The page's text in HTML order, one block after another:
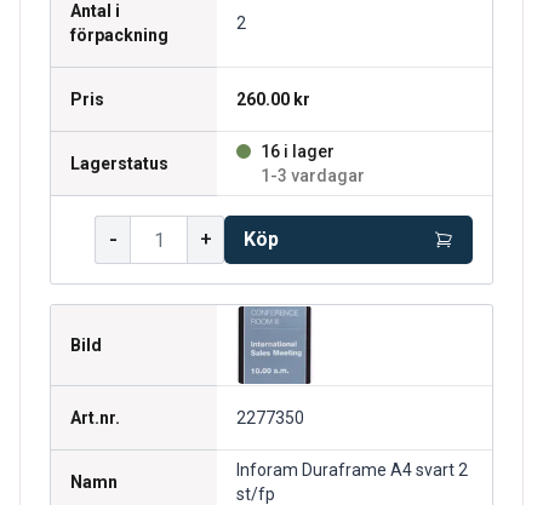
Antal i
förpackning
2
Pris 260.00 kr
Lagerstatus
16 i lager
1-3 vardagar
- + Köp
Bild
Art.nr. 2277350
Namn
Inforam Duraframe A4 svart 2
st/fp